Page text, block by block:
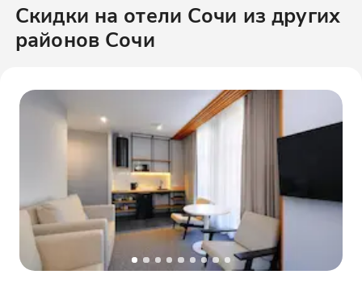
Скидки на отели Сочи из других
районов Сочи